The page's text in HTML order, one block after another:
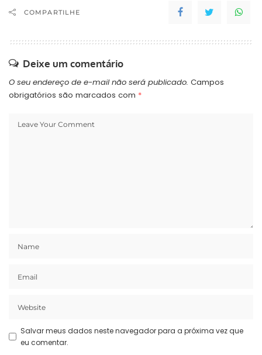
COMPARTILHE
Deixe um comentário
O seu endereço de e-mail não será publicado. Campos
obrigatórios são marcados com *
Salvar meus dados neste navegador para a próxima vez que
eu comentar.